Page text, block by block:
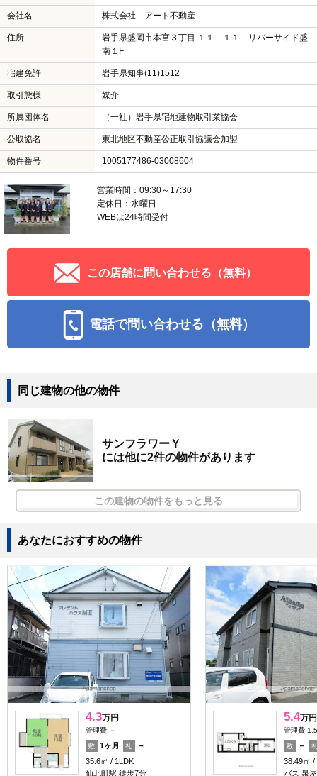
会社名 株式会社 アート不動産
住所
岩手県盛岡市本宮３丁目 １１－１１ リバーサイド盛
南１F
宅建免許 岩手県知事(11)1512
取引態様 媒介
所属団体名 （一社）岩手県宅地建物取引業協会
公取協名 東北地区不動産公正取引協議会加盟
物件番号 1005177486-03008604
営業時間：09:30～17:30
定休日：水曜日
WEBは24時間受付
この店舗に問い合わせる（無料）
電話で問い合わせる（無料）
同じ建物の他の物件
サンフラワーＹ
には他に2件の物件があります
この建物の物件をもっと見る
あなたにおすすめの物件
4.3万円
管理費:－
敷 1ヶ月 礼
－
35.6㎡
1LDK
仙北町駅 徒歩7分
5.4万円
管理費
敷 －
38.49㎡
バス 泉